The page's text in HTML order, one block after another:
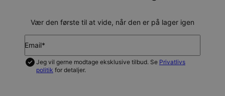
Vær den første til at vide, når den er på lager igen
Email*
Jeg vil gerne modtage eksklusive tilbud. Se Privatlivs
politik for detaljer.